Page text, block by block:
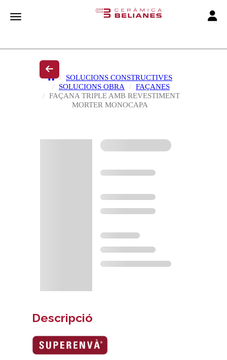
Toggle navigation
SOLUCIONS CONSTRUCTIVES
SOLUCIONS OBRA
FAÇANES
FAÇANA TRIPLE AMB REVESTIMENT
MORTER MONOCAPA
Descripció